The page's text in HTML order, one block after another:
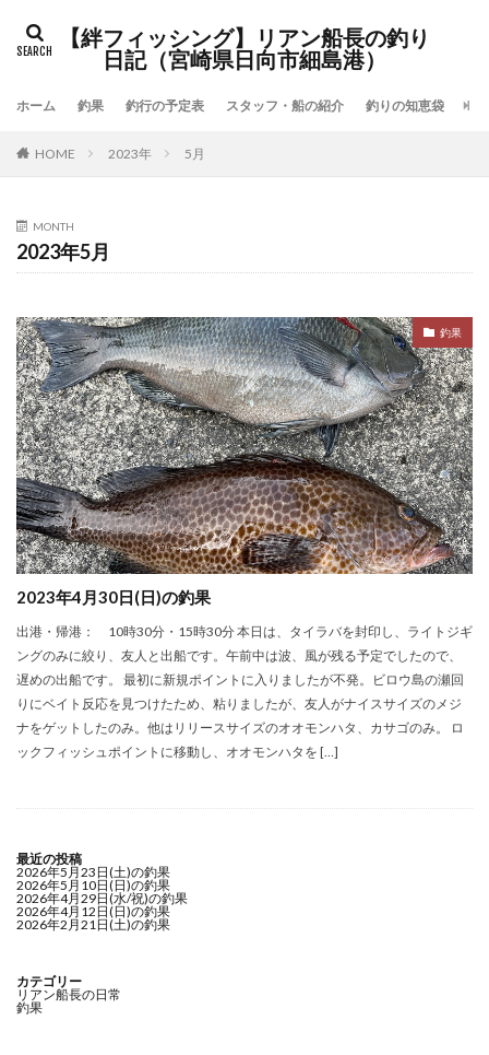
【絆フィッシング】リアン船長の釣り
日記（宮崎県日向市細島港）
ホーム 釣果 釣行の予定表 スタッフ・船の紹介 釣りの知恵袋 「
HOME 2023年 5月
MONTH
2023年5月
釣果
2023年4月30日(日)の釣果
出港・帰港： 10時30分・15時30分 本日は、タイラバを封印し、ライトジギ
ングのみに絞り、友人と出船です。午前中は波、風が残る予定でしたので、
遅めの出船です。 最初に新規ポイントに入りましたが不発。ビロウ島の瀬回
りにベイト反応を見つけたため、粘りましたが、友人がナイスサイズのメジ
ナをゲットしたのみ。他はリリースサイズのオオモンハタ、カサゴのみ。 ロ
ックフィッシュポイントに移動し、オオモンハタを […]
最近の投稿
2026年5月23日(土)の釣果
2026年5月10日(日)の釣果
2026年4月29日(水/祝)の釣果
2026年4月12日(日)の釣果
2026年2月21日(土)の釣果
カテゴリー
リアン船長の日常
釣果
検索